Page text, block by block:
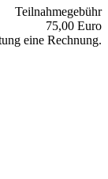
Teilnahmegebühr
75,00 Euro
eine Rechnung.